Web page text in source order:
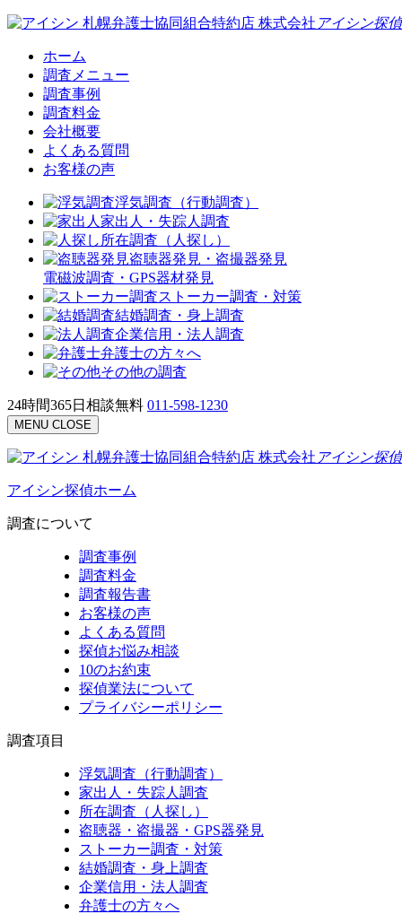
札幌弁護士協同組合特約店 株式会社 アイシン探
ホーム
調査メニュー
調査事例
調査料金
会社概要
よくある質問
お客様の声
浮気調査（行動調査）
家出人・失踪人調査
所在調査（人探し）
盗聴器発見・盗撮器発見
電磁波調査・GPS器材発見
ストーカー調査・対策
結婚調査・身上調査
企業信用・法人調査
弁護士の方々へ
その他の調査
24時間365日相談無料 011-598-1230
MENU CLOSE
札幌弁護士協同組合特約店 株式会社 アイシン探
アイシン探偵ホーム
調査について
調査事例
調査料金
調査報告書
お客様の声
よくある質問
探偵お悩み相談
10のお約束
探偵業法について
プライバシーポリシー
調査項目
浮気調査（行動調査）
家出人・失踪人調査
所在調査（人探し）
盗聴器・盗撮器・GPS器発見
ストーカー調査・対策
結婚調査・身上調査
企業信用・法人調査
弁護士の方々へ